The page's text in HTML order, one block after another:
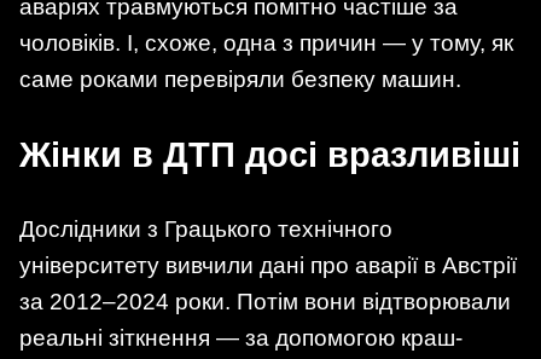
аваріях травмуються помітно частіше за
чоловіків. І, схоже, одна з причин — у тому, як
саме роками перевіряли безпеку машин.
Жінки в ДТП досі вразливіші
Дослідники з Грацького технічного
університету вивчили дані про аварії в Австрії
за 2012–2024 роки. Потім вони відтворювали
реальні зіткнення — за допомогою краш-